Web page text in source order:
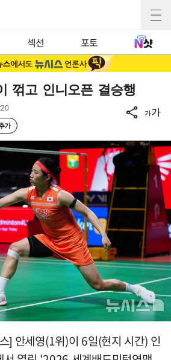
섹션 포토
꺾고 인니오픈 결승행
가
가가
] 안세영(1위)이 6일(현지 시간) 인